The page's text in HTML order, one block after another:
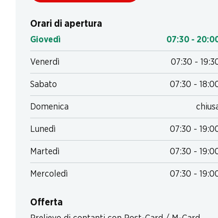
Orari di apertura
Giovedì 07:30 -
Venerdì 07:30 -
Sabato 07:30 -
Domenica
Lunedì 07:30 -
Martedì 07:30 -
Mercoledì 07:30 -
Offerta